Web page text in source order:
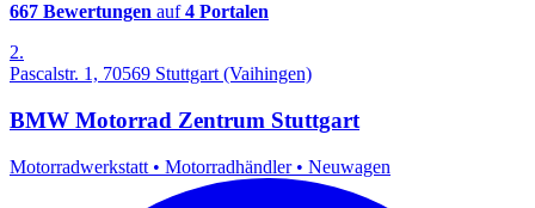
667 Bewertungen auf4 Portalen
2.
Pascalstr. 1, 70569 Stuttgart (Vaihingen)
BMW Motorrad Zentrum Stuttgart
Motorradwerkstatt • Motorradhändler • Neuwagen